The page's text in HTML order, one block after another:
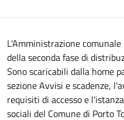
L'Amministrazione
della seconda fase di
Sono scaricabili dalla home
sezione Avvisi e scadenze,
requisiti di accesso e
sociali del Comune di Porto